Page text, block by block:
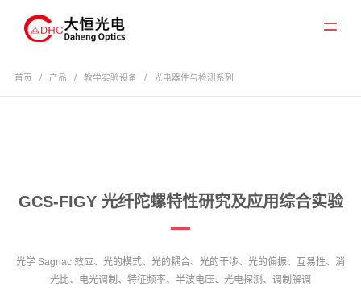
首页 / 产品 / 教学实验设备 / 光电器件与检测系列
GCS-FIGY 光纤陀螺特性研究及应用综合实验
光学 Sagnac 效应、光的模式、光的耦合、光的干涉、光的偏振、互易性、消
光比、电光调制、特征频率、半波电压、光电探测、调制解调